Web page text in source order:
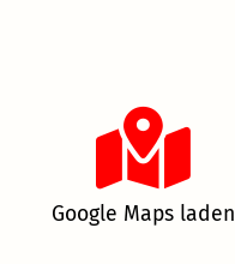
Google Maps laden